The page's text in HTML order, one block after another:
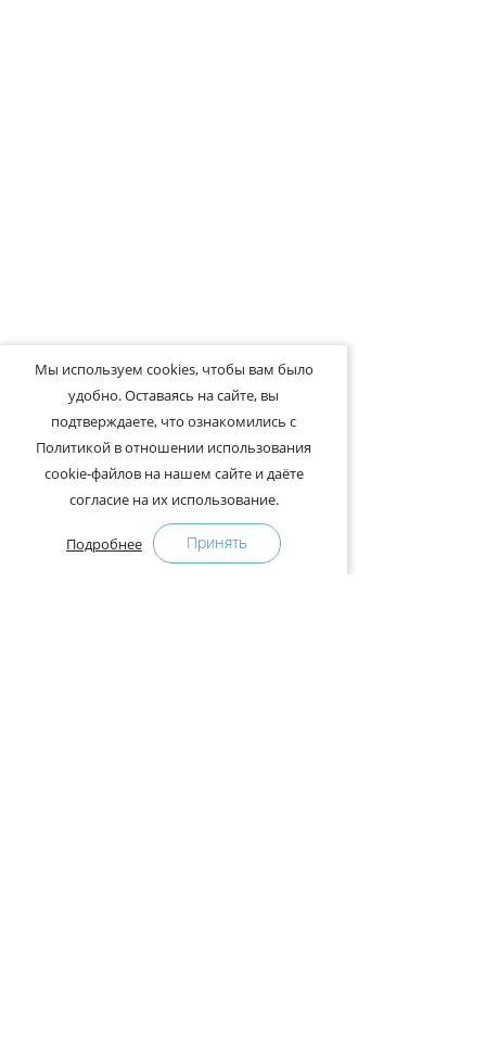
Мы используем cookies, чтобы вам было
удобно. Оставаясь на сайте, вы
подтверждаете, что ознакомились с
Политикой в отношении использования
cookie-файлов на нашем сайте и даёте
согласие на их использование.
Подробнее Принять